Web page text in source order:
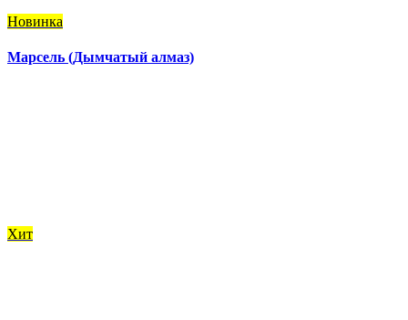
Новинка
Марсель (Дымчатый алмаз)
Хит